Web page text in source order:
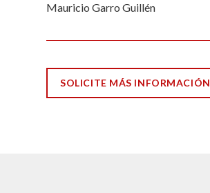
Mauricio Garro Guillén
SOLICITE MÁS INFORMACIÓN